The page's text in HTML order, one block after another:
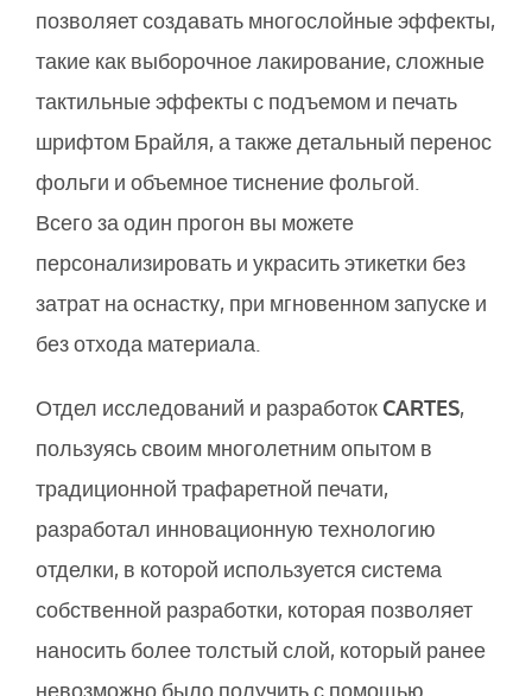
позволяет создавать многослойные эффекты,
такие как выборочное лакирование, сложные
тактильные эффекты с подъемом и печать
шрифтом Брайля, а также детальный перенос
фольги и объемное тиснение фольгой.
Всего за один прогон вы можете
персонализировать и украсить этикетки без
затрат на оснастку, при мгновенном запуске и
без отхода материала.
Отдел исследований и разработок CARTES,
пользуясь своим многолетним опытом в
традиционной трафаретной печати,
разработал инновационную технологию
отделки, в которой используется система
собственной разработки, которая позволяет
наносить более толстый слой, который ранее
невозможно было получить с помощью